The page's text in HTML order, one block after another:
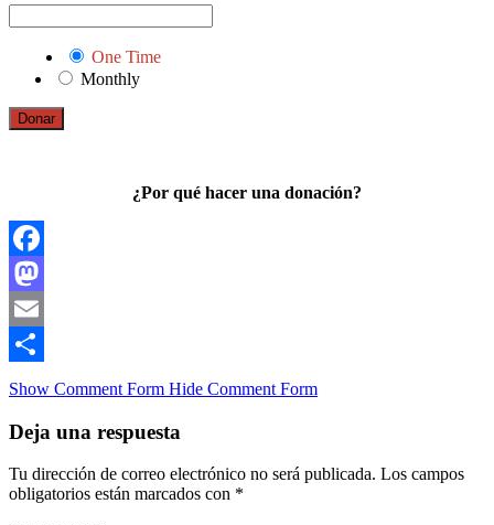
One Time
Monthly
Donar
¿Por qué hacer una donación?
Facebook
Mastodon
Email
Compartir
Show Comment Form Hide Comment Form
Deja una respuesta
Tu dirección de correo electrónico no será publicada. Los campos
obligatorios están marcados con *